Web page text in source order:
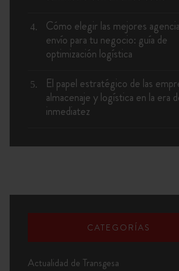
Cómo elegir las mejores
envío para tu negocio: guía de
optimización logística
El papel estratégico de las
almacenaje y logística en la era
inmediatez
CATEGORÍAS
Actualidad de Transgesa